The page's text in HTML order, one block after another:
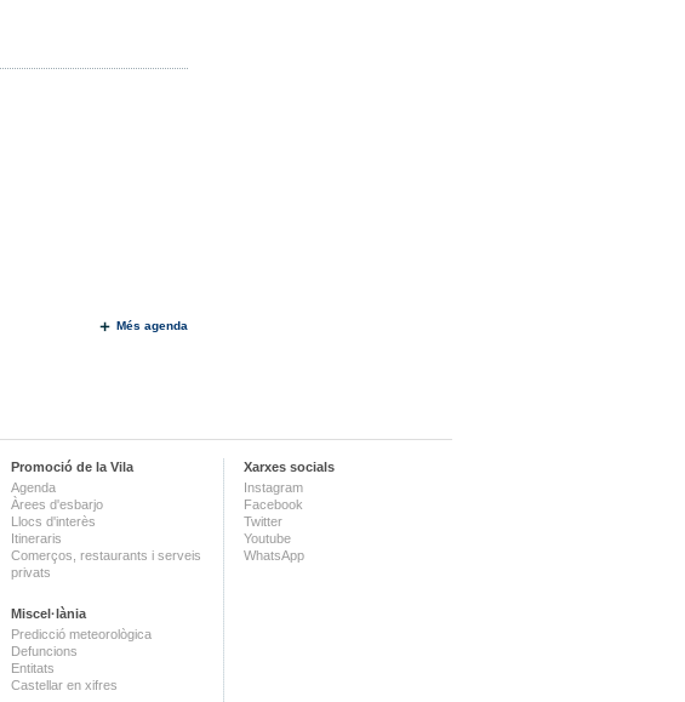
Més agenda
Promoció de la Vila
Agenda
Àrees d'esbarjo
Llocs d'interès
Itineraris
Comerços, restaurants i serveis
privats
Miscel·lània
Predicció meteorològica
Defuncions
Entitats
Castellar en xifres
Xarxes socials
Instagram
Facebook
Twitter
Youtube
WhatsApp